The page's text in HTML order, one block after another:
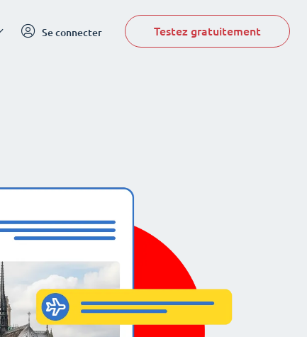
Se connecter Testez gratuitement